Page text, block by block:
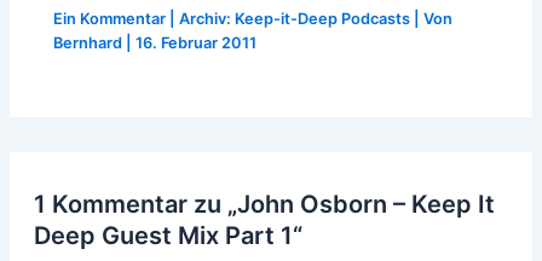
Ein Kommentar |Archiv: Keep-it-Deep Podcasts | Von
Bernhard
|16. Februar 2011
1 Kommentar zu „John Osborn – Keep It
Deep Guest Mix Part 1“